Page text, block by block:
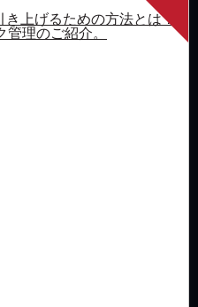
上げるための方法とは？
理のご紹介。